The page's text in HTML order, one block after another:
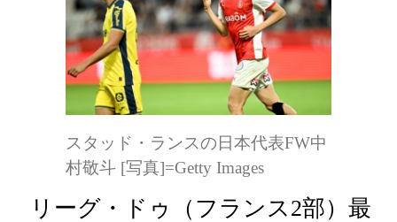
スタッド・ランスの日本代表FW中
村敬斗 [写真]=Getty Images
リーグ・ドゥ（フランス2部）最